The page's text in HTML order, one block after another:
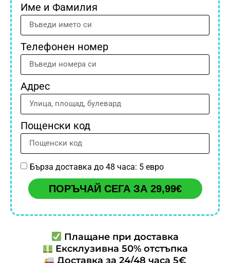
Име и Фамилия
Телефонен номер
Адрес
Пощенски код
Бърза доставка до 48 часа: 5 евро
ПОРЪЧАЙ СЕГА ЗА 29,99€
Плащане при доставка
Ексклузивна 50% отстъпка
Доставка за 24/48 часа 5€